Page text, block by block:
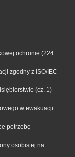
ochronie (224
zgodny z ISO/IEC
(cz. 1)
w ewakuacji
potrzebę
osobistej na